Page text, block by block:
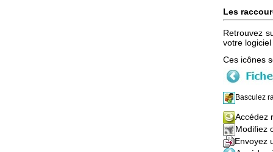
Les
Retrouvez
votre
Ces icônes
Basculez
Accédez
Modifiez
Envoyez